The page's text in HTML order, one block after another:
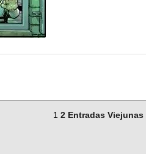
1 2 Entradas Viejunas